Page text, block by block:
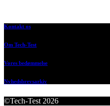
Kontakt os
Om Tech-Test
Vores bedømmelse
Nyhedsbrevsarkiv
©Tech-Test 2026